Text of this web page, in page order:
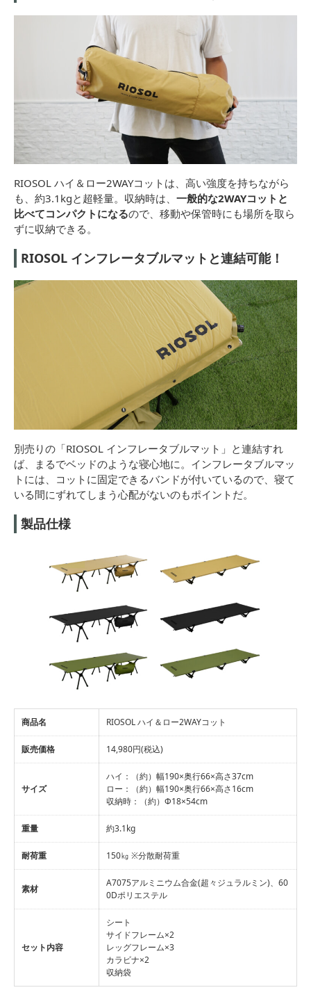
RIOSOL ハイ＆ロー2WAYコットは、高い強度を持ちながら
も、約3.1kgと超軽量。収納時は、 一般的な2WAYコットと
比べてコンパクトになるので、移動や保管時にも場所を取ら
ずに収納できる。
RIOSOL インフレータブルマットと連結可能！
別売りの「RIOSOL インフレータブルマット」と連結すれ
ば、まるでベッドのような寝心地に。インフレータブルマッ
トには、コットに固定できるバンドが付いているので、寝て
いる間にずれてしまう心配がないのもポイントだ。
製品仕様
商品名 RIOSOL ハイ＆ロー2WAYコット
販売価格 14,980円(税込)
サイズ
ハイ：（約）幅190×奥行66×高さ37cm
ロー：（約）幅190×奥行66×高さ16cm
収納時：（約）Φ18×54cm
重量 約3.1kg
耐荷重 150㎏ ※分散耐荷重
素材
A7075アルミニウム合金(超々ジュラルミン)、60
0Dポリエステル
セット内容
シート
サイドフレーム×2
レッグフレーム×3
カラビナ×2
収納袋